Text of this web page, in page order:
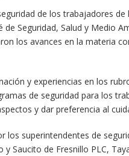
de los trabajadores
de Seguridad, Salud y Medio
los avances en la materia
y experiencias en los
de seguridad para los
y dar preferencia al
los superintendentes de
Saucito de Fresnillo PLC,